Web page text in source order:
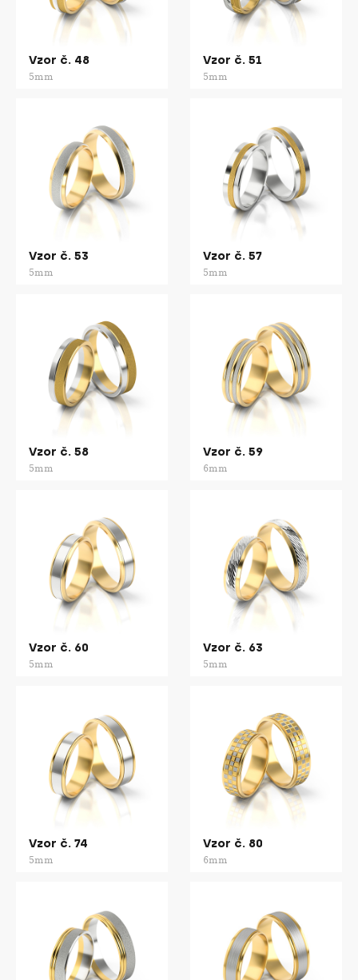
Vzor č. 48
5mm
Vzor č. 51
5mm
Vzor č. 53
5mm
Vzor č. 57
5mm
Vzor č. 58
5mm
Vzor č. 59
6mm
Vzor č. 60
5mm
Vzor č. 63
5mm
Vzor č. 74
5mm
Vzor č. 80
6mm